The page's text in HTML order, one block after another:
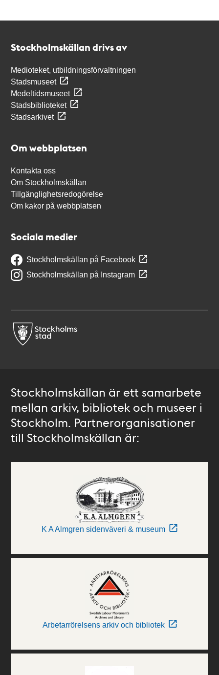
Stockholmskällan drivs av
Medioteket, utbildningsförvaltningen
Stadsmuseet
Medeltidsmuseet
Stadsbiblioteket
Stadsarkivet
Om webbplatsen
Kontakta oss
Om Stockholmskällan
Tillgänglighetsredogörelse
Om kakor på webbplatsen
Sociala medier
Stockholmskällan på Facebook
Stockholmskällan på Instagram
Stockholmskällan är ett samarbete
mellan arkiv, bibliotek och museer i
Stockholm. Partnerorganisationer
till Stockholmskällan är:
K A Almgren sidenväveri & museum
Arbetarrörelsens arkiv och bibliotek